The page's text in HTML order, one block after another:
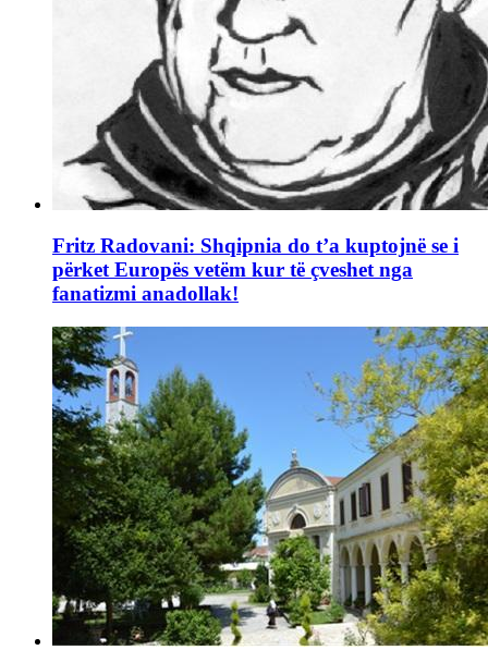
Fritz Radovani: Shqipnia do t’a kuptojnë se i
përket Europës vetëm kur të çveshet nga
fanatizmi anadollak!